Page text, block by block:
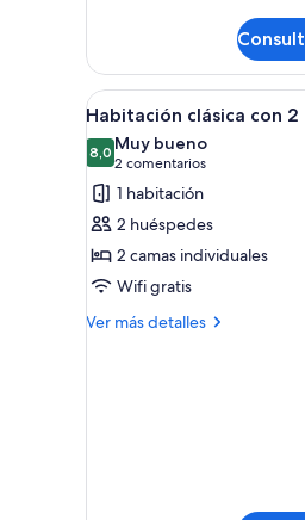
Abrir
todas
las
fotos
de
Habitación
clásica
con
2
5
Habitación clásica con
8,08,0 de 10
Muy bueno
2 comentarios
(2 comentarios)
1 habitación
2 huéspedes
2 camas individuales
Wifi gratis
Ver más detalles
Más